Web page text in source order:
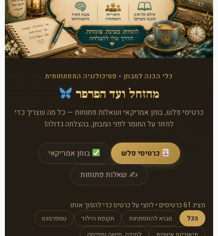
כלי הכנה למבחן • פסיכולוגיה התפתחותית
מהזחל ועד הפרפר
כרטיסי פלש, בוחן אמריקאי ושאלות פתוחות — כל מה שצריך כדי
לחזור על החומר לפני המבחן, בהצלחה גדולה!
כרטיסי פלש
בוחן אמריקאי
✍️ שאלות פתוחות
מציג 61 כרטיסים • לחצי על כרטיס כדי להפוך אותו
הכל מבוא להתפתחות תקופת הילוד
טמפרמנט